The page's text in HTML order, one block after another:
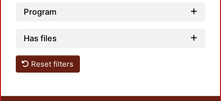
Program
Has files
Reset filters